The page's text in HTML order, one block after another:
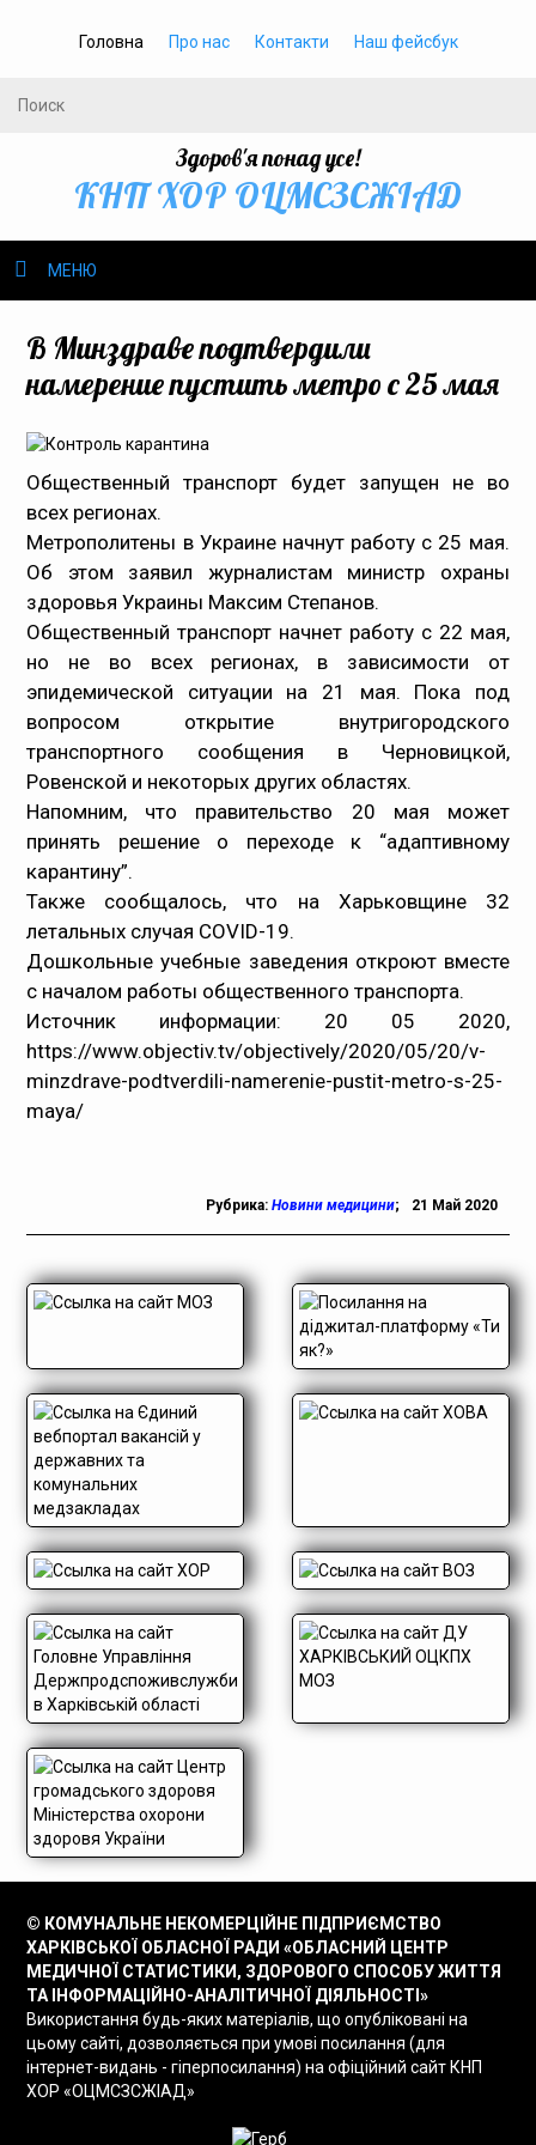
Головна Про нас Контакти Наш фейсбук
Здоров'я понад усе!
КНП ХОР ОЦМСЗСЖIАД
МЕНЮ
Громадське здоров’я
Безбар’єрність
Громадянам
Медпрацівникам
Статистика
Документи
Контакти
Карта сайта
В Минздраве подтвердили
намерение пустить метро с 25 мая
Общественный транспорт будет запущен не во
всех регионах.
Метрополитены в Украине начнут работу с 25 мая.
Об этом заявил журналистам министр охраны
здоровья Украины Максим Степанов.
Общественный транспорт начнет работу с 22 мая,
но не во всех регионах, в зависимости от
эпидемической ситуации на 21 мая. Пока под
вопросом открытие внутригородского
транспортного сообщения в Черновицкой,
Ровенской и некоторых других областях.
Напомним, что правительство 20 мая может
принять решениео переходе к “адаптивному
карантину”.
Также сообщалось, что на Харьковщине 32
летальных случая COVID-19.
Дошкольные учебные заведения откроют вместе
с началом работы общественного транспорта.
Источник информации: 20 05 2020,
https://www.objectiv.tv/objectively/2020/05/20/v-
minzdrave-podtverdili-namerenie-pustit-metro-s-25-
maya/
Рубрика: Новини медицини; 21 Май 2020
© КОМУНАЛЬНЕ НЕКОМЕРЦІЙНЕ ПІДПРИЄМСТВО
ХАРКІВСЬКОЇ ОБЛАСНОЇ РАДИ «ОБЛАСНИЙ ЦЕНТР
МЕДИЧНОЇ СТАТИСТИКИ, ЗДОРОВОГО СПОСОБУ ЖИТТЯ
ТА ІНФОРМАЦІЙНО-АНАЛІТИЧНОЇ ДІЯЛЬНОСТІ»
Використання будь-яких матеріалів, що опубліковані на
цьому сайті, дозволяється при умові посилання (для
інтернет-видань - гіперпосилання) на офіційний сайт КНП
ХОР «ОЦМСЗСЖІАД»